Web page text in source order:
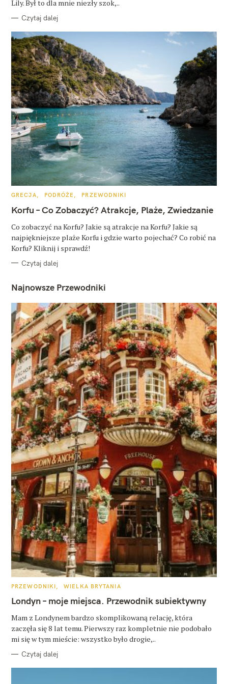
Lily. Był to dla mnie niezły szok,..
Czytaj dalej
K
T
E
O
R
I
GRECJA PODRÓŻE PRZEWODNIKI
Korfu – Co Zobaczyć? Atrakcje, Plaże, Zwiedzanie
Co zobaczyć na Korfu? Jakie są atrakcje na Korfu? Jakie są
najpiękniejsze plaże Korfu i gdzie warto pojechać? Co robić na
Korfu? Kliknij i sprawdź!
Czytaj dalej
Najnowsze Przewodniki
K
T
E
O
R
I
PRZEWODNIKI WIELKA BRYTANIA
Londyn – moje miejsca. Przewodnik subiektywny
Mam z Londynem bardzo skomplikowaną relację, która
zaczęła się 8 lat temu. Pierwszy raz kompletnie nie podobało
mi się w tym mieście: wszystko było drogie,..
Czytaj dalej